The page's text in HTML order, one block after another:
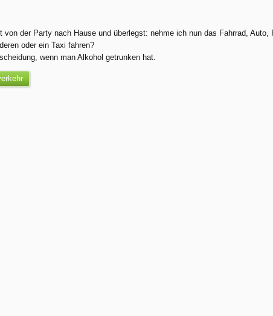
der Party nach Hause und überlegst: nehme ich nun das Fahrrad, Auto,
oder ein Taxi fahren?
wenn man Alkohol getrunken hat.